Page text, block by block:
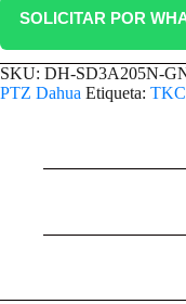
SOLICITAR POR
SKU: DH-SD3A205N-
PTZ Dahua Etiqueta: